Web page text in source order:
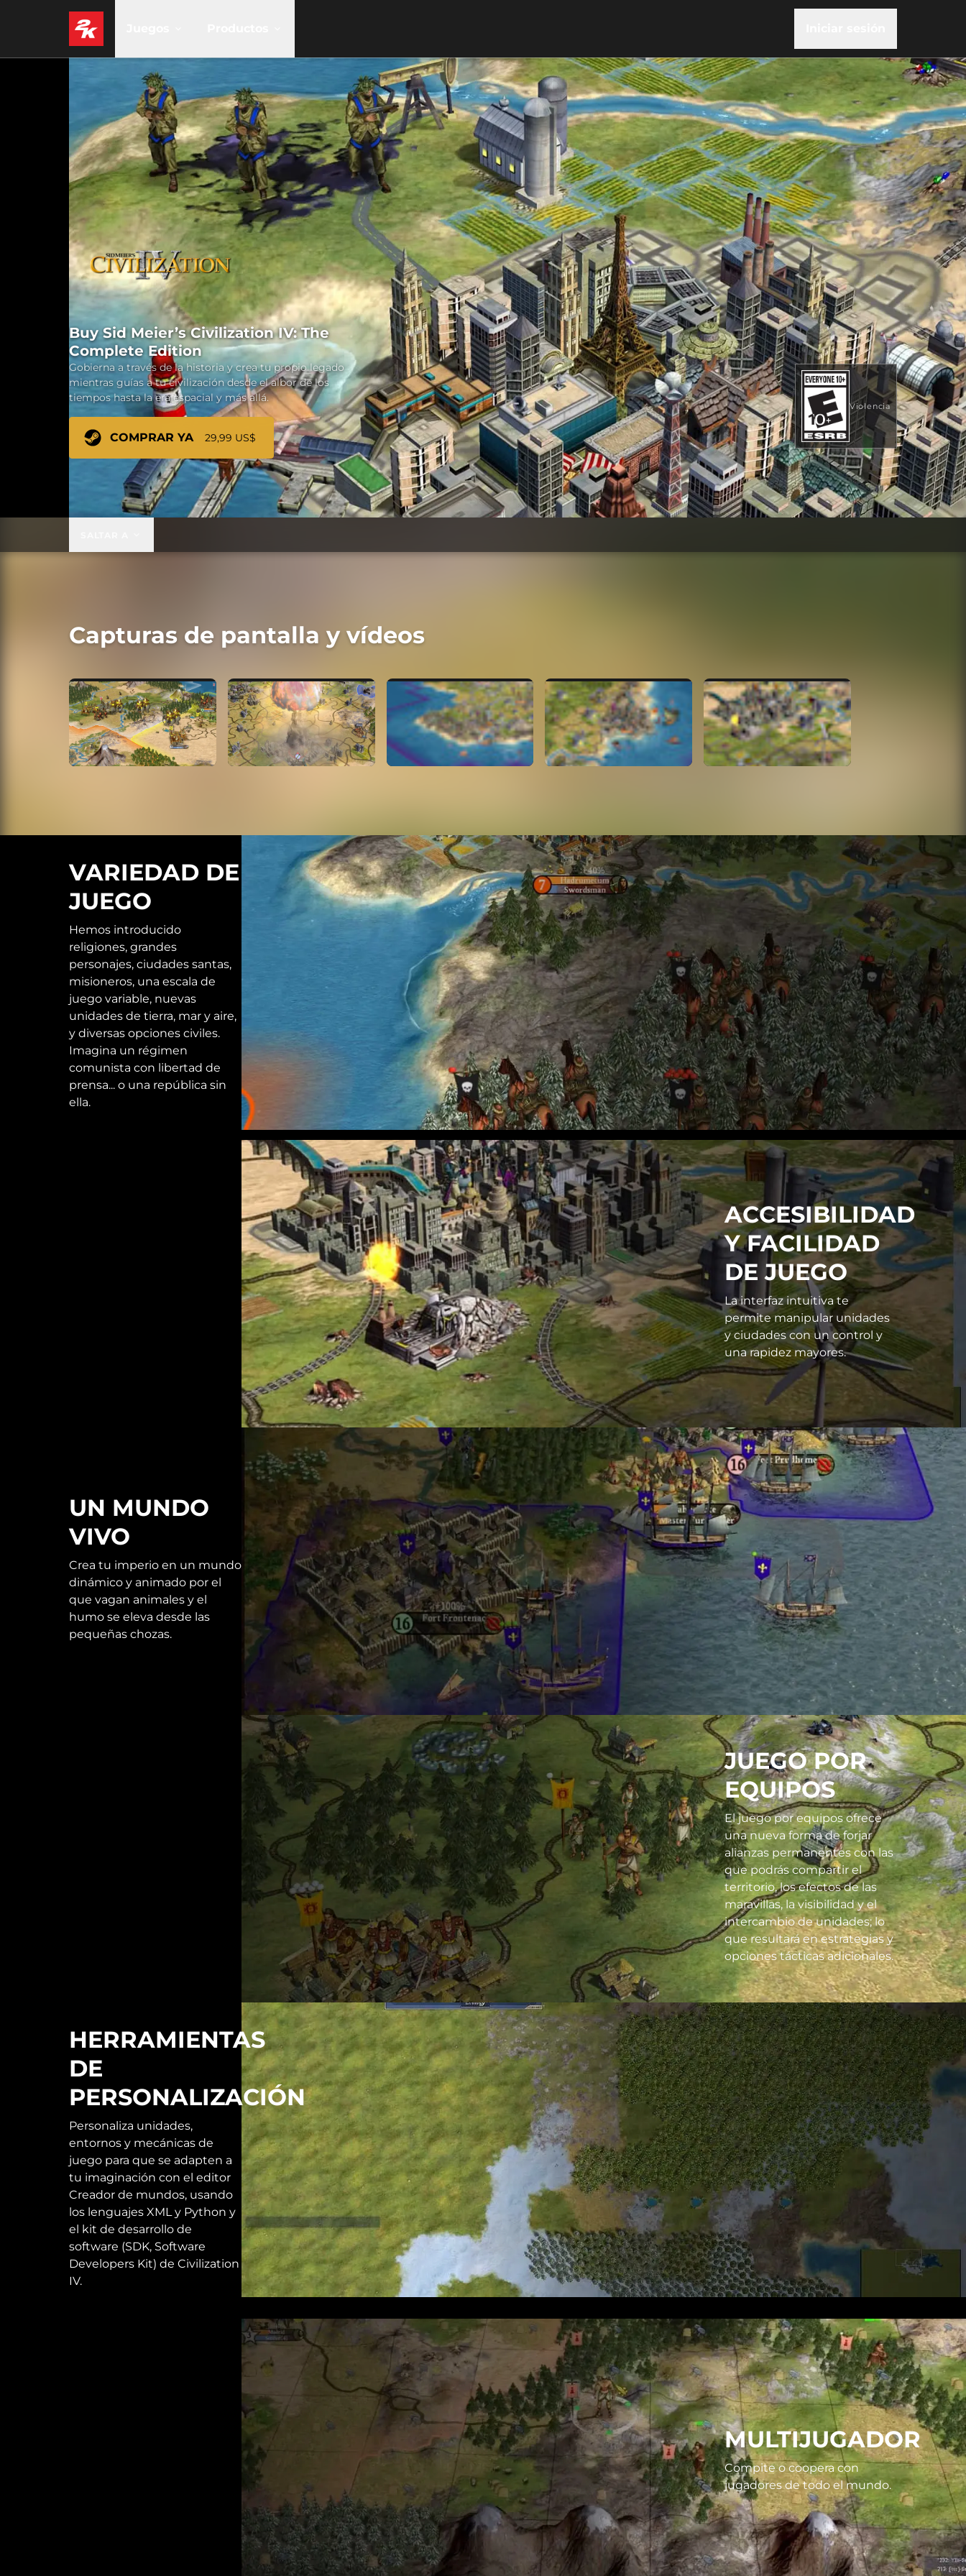
Violencia
Buy Sid Meier’s Civilization IV: The
Complete Edition
Gobierna a través de la historia y crea tu propio legado
mientras guías a tu civilización desde el albor de los
tiempos hasta la era espacial y más allá.
COMPRAR YA 29,99 US$
Capturas de pantalla y vídeos
VARIEDAD DE
JUEGO
Hemos introducido
religiones, grandes
personajes, ciudades santas,
misioneros, una escala de
juego variable, nuevas
unidades de tierra, mar y aire,
y diversas opciones civiles.
Imagina un régimen
comunista con libertad de
prensa... o una república sin
ella.
ACCESIBILIDAD
Y FACILIDAD
DE JUEGO
La interfaz intuitiva te
permite manipular unidades
y ciudades con un control y
una rapidez mayores.
UN MUNDO
VIVO
Crea tu imperio en un mundo
dinámico y animado por el
que vagan animales y el
humo se eleva desde las
pequeñas chozas.
JUEGO POR
EQUIPOS
El juego por equipos ofrece
una nueva forma de forjar
alianzas permanentes con las
que podrás compartir el
territorio, los efectos de las
maravillas, la visibilidad y el
intercambio de unidades; lo
que resultará en estrategias y
opciones tácticas adicionales.
HERRAMIENTAS
DE
PERSONALIZACIÓN
Personaliza unidades,
entornos y mecánicas de
juego para que se adapten a
tu imaginación con el editor
Creador de mundos, usando
los lenguajes XML y Python y
el kit de desarrollo de
software (SDK, Software
Developers Kit) de Civilization
IV.
MULTIJUGADOR
Compite o coopera con
jugadores de todo el mundo.